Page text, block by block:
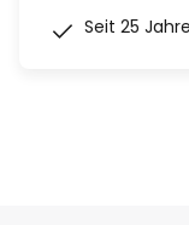
Seit 25